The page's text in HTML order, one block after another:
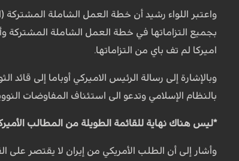
واعتبر اللواء رشيد أن خطة العمل الشاملة المشتركة
اميركا لم تف باي من التزاماتها.
وبالإشارة إلى رسالة الرئيس الاميركي أوباما إلى قائد
بالنظام الإسلامي وتدعو الى استئناف المفاوضات
*ليس هناك نهاية للقائمة الطويلة من المطالب
وأشار إلى أن الطلب الأمريكي من إيران لا يقتصر على